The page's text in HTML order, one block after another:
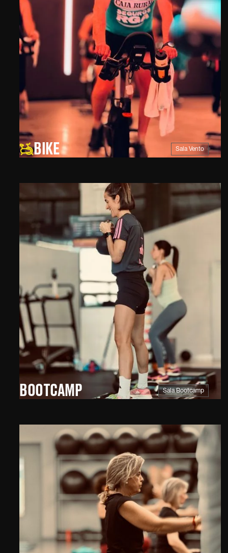
BIKE Sala Vento
BOOTCAMP Sala Bootcamp